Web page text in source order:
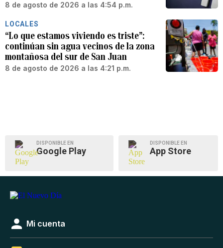
8 de agosto de 2026 a las 4:54 p.m.
LOCALES
“Lo que estamos viviendo es triste”:
continúan sin agua vecinos de la zona
montañosa del sur de San Juan
8 de agosto de 2026 a las 4:21 p.m.
DISPONIBLE EN
Google Play
DISPONIBLE EN
App Store
Mi cuenta